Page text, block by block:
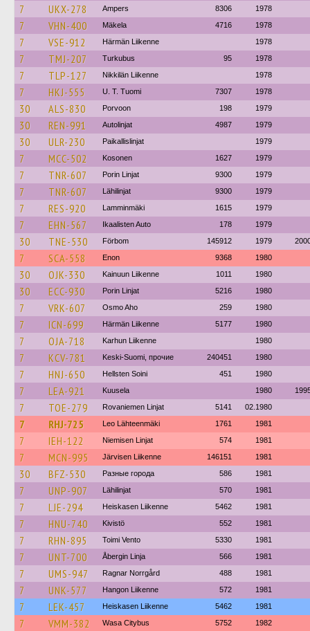
7 UKX-278 Ampers 8306 1978
7 VHN-400 Mäkela 4716 1978
7 VSE-912 Härmän Liikenne 1978
7 TMJ-207 Turkubus 95 1978
7 TLP-127 Nikkilän Liikenne 1978
7 HKJ-555 U. T. Tuomi 7307 1978
30 ALS-830 Porvoon 198 1979
30 REN-991 Autolinjat 4987 1979
30 ULR-230 Paikallislinjat 1979
7 MCC-502 Kosonen 1627 1979
7 TNR-607 Porin Linjat 9300 1979
7 TNR-607 Lähilinjat 9300 1979
7 RES-920 Lamminmäki 1615 1979
7 EHN-567 Ikaalisten Auto 178 1979
30 TNE-530 Förbom 145912 1979
7 SCA-558 Enon 9368 1980
30 OJK-330 Kainuun Liikenne 1011 1980
30 ECC-930 Porin Linjat 5216 1980
7 VRK-607 Osmo Aho 259 1980
7 ICN-699 Härmän Liikenne 5177 1980
7 OJA-718 Karhun Liikenne 1980
7 KCV-781 Keski-Suomi, прочие 240451 1980
7 HNJ-650 Hellsten Soini 451 1980
7 LEA-921 Kuusela 1980
7 TOE-279 Rovaniemen Linjat 5141 02.1980
7 RHJ-725 Leo Lähteenmäki 1761 1981
7 IEH-122 Niemisen Linjat 574 1981
7 MCN-995 Järvisen Liikenne 146151 1981
30 BFZ-530 Разные города 586 1981
7 UNP-907 Lähilinjat 570 1981
7 LJE-294 Heiskasen Liikenne 5462 1981
7 HNU-740 Kivistö 552 1981
7 RHN-895 Toimi Vento 5330 1981
7 UNT-700 Åbergin Linja 566 1981
7 UMS-947 Ragnar Norrgård 488 1981
7 UNK-577 Hangon Liikenne 572 1981
7 LEK-457 Heiskasen Liikenne 5462 1981
7 VMM-382 Wasa Citybus 5752 1982